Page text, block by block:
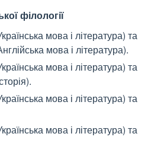
філології
мова і література) та
мова і література).
мова і література) та
мова і література) та
мова і література) та